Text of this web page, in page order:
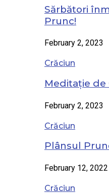
Sărbători
Prunc!
February 2, 2023
Crăciun
Meditație de
February 2, 2023
Crăciun
Plânsul
February 12, 2022
Crăciun